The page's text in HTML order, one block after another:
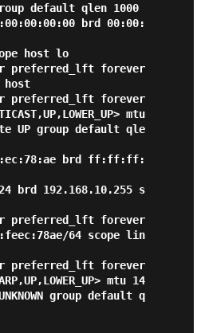
group default qlen 1000
mtu
UP group default qle
mtu 14
group default q